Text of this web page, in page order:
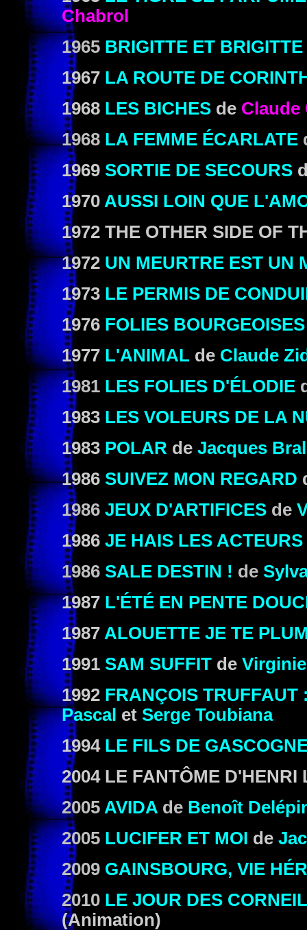
Chabrol
1965 BRIGITTE ET BRIGITTE
1967 LA ROUTE DE
1968 LES BICHES de Claude
1968 LA FEMME ÉCARLATE
1969 SORTIE DE SECOURS
1970 AUSSI LOIN QUE
1972 THE OTHER SIDE OF
1972 UN MEURTRE EST UN
1973 LE PERMIS DE
1976 FOLIES BOURGEOISES
1977 L'ANIMAL de Claude
1981 LES FOLIES D'ÉLODIE
1983 LES VOLEURS DE LA
1983 POLAR de Jacques Bral
1986 SUIVEZ MON REGARD
1986 JEUX D'ARTIFICES de
1986 JE HAIS LES ACTEURS
1986 SALE DESTIN ! de
1987 L'ÉTÉ EN PENTE
1987 ALOUETTE JE TE
1991 SAM SUFFIT de
1992 FRANÇOIS TRUFFAUT
Pascal et Serge Toubiana
1994 LE FILS DE
2004 LE FANTÔME D'HENRI
2005 AVIDA de Benoît
2005 LUCIFER ET MOI de
2009 GAINSBOURG, VIE
2010 LE JOUR DES
(Animation)